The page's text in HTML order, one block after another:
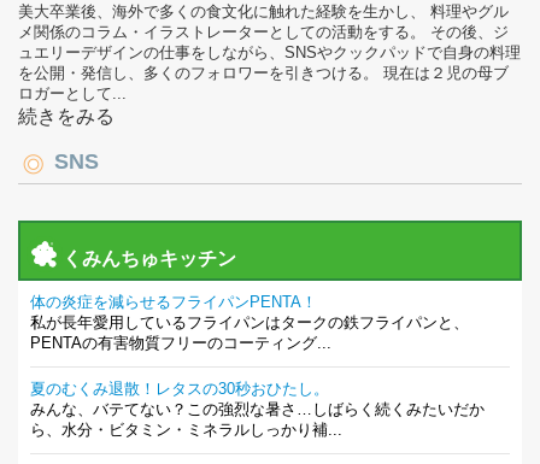
美大卒業後、海外で多くの食文化に触れた経験を生かし、 料理やグル
メ関係のコラム・イラストレーターとしての活動をする。 その後、ジ
ュエリーデザインの仕事をしながら、SNSやクックパッドで自身の料理
を公開・発信し、多くのフォロワーを引きつける。 現在は２児の母ブ
ロガーとして...
続きをみる
SNS
くみんちゅキッチン
体の炎症を減らせるフライパンPENTA！
私が長年愛用しているフライパンはタークの鉄フライパンと、
PENTAの有害物質フリーのコーティング...
夏のむくみ退散！レタスの30秒おひたし。
みんな、バテてない？この強烈な暑さ…しばらく続くみたいだか
ら、水分・ビタミン・ミネラルしっかり補...